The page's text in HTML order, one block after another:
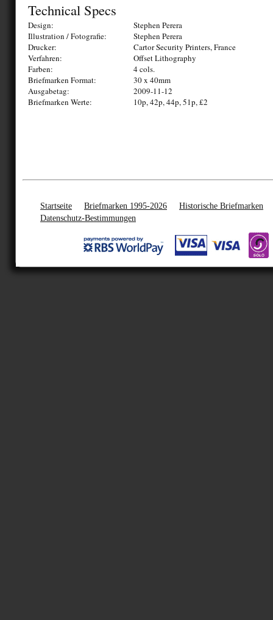
Technical Specs
Design:
Stephen Perera
Illustration / Fotografie:
Stephen Perera
Drucker:
Cartor Security Printers, France
Verfahren:
Offset Lithography
Farben:
4 cols.
Briefmarken Format:
30 x 40mm
Ausgabetag:
2009-11-12
Briefmarken Werte:
10p, 42p, 44p, 51p, £2
Startseite Briefmarken 1995-2026
Historische Briefmarken
Datenschutz-Bestimmungen